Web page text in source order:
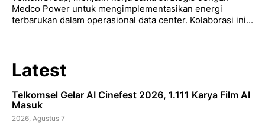
Medco Power untuk mengimplementasikan energi
terbarukan dalam operasional data center. Kolaborasi ini...
Latest
Telkomsel Gelar AI Cinefest 2026, 1.111 Karya Film AI
Masuk
2026, Agustus 7